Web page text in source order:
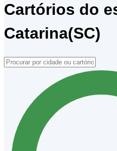
Cartórios do
Catarina(SC)